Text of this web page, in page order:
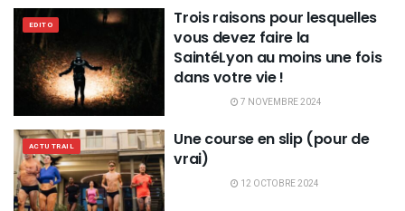
EDITO
Trois raisons pour lesquelles
vous devez faire la
SaintéLyon au moins une fois
dans votre vie !
7 NOVEMBRE 2024
ACTU TRAIL
Une course en slip (pour de
vrai)
12 OCTOBRE 2024